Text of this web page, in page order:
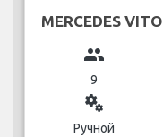
MERCEDES VITO
group
9
miscellaneous_services
Ручной